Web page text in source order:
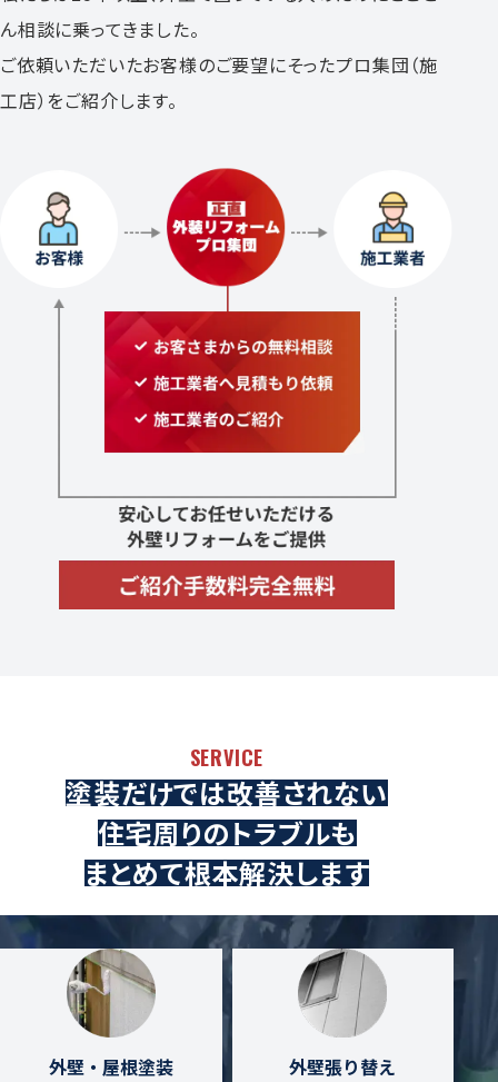
ん相談に乗ってきました。
ご依頼いただいたお客様のご要望にそったプロ集団（施
工店）をご紹介します。
SERVICE
塗装だけでは改善されない
住宅周りのトラブルも
まとめて根本解決します
外壁・屋根塗装 外壁張り替え